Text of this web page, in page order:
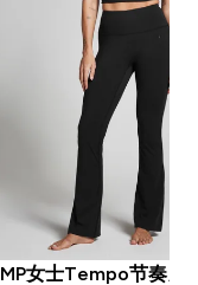
MP女士Tempo节奏系